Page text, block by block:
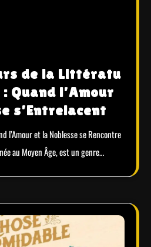
de la Littératu
Quand l’Amour
s’Entrelacent
l’Amour et la Noblesse se Rencontre
au Moyen Âge, est un genre…